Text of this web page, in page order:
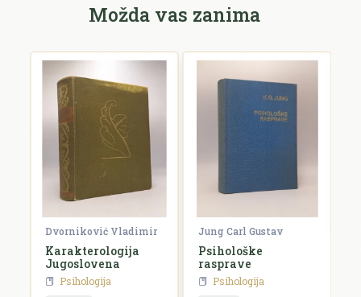
Možda vas zanima
Dvorniković Vladimir
Karakterologija
Jugoslovena
Psihologija
Jung Carl Gustav
Psihološke
rasprave
Psihologija